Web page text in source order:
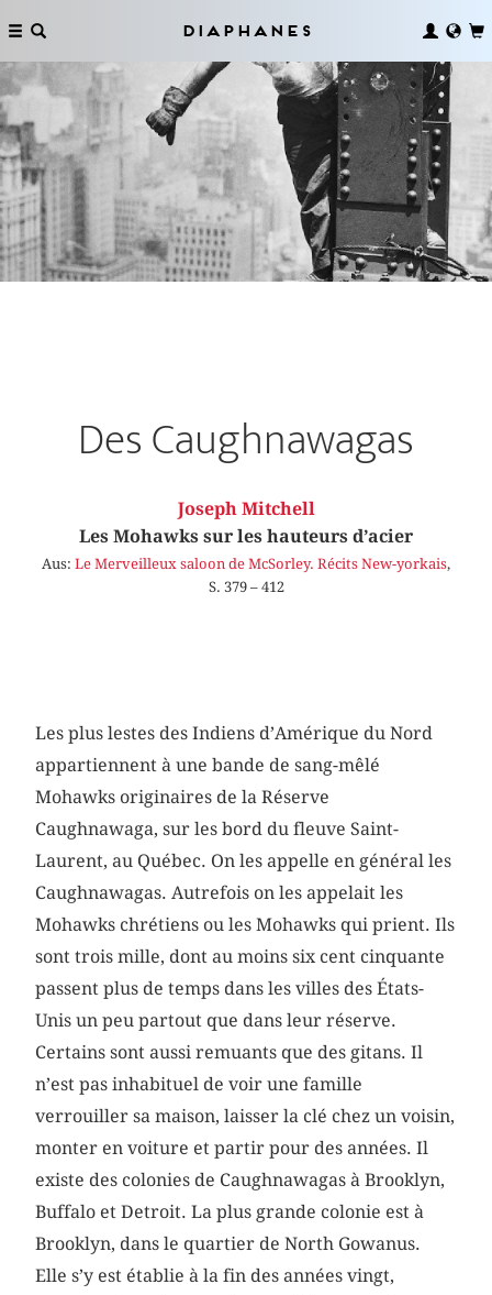
Diaphanes
Des Caughnawagas
Joseph Mitchell
Les Mohawks sur les hauteurs d’acier
Aus: Le Merveilleux saloon de McSorley. Récits New-yorkais,
S. 379 – 412
Les plus lestes des Indiens d’Amérique du Nord
appartiennent à une bande de sang-mêlé
Mohawks originaires de la Réserve
Caughnawaga, sur les bord du fleuve Saint-
Laurent, au Québec. On les appelle en général les
Caughnawagas. Autrefois on les appelait les
Mohawks chrétiens ou les Mohawks qui prient. Ils
sont trois mille, dont au moins six cent cinquante
passent plus de temps dans les villes des États-
Unis un peu partout que dans leur réserve.
Certains sont aussi remuants que des gitans. Il
n’est pas inhabituel de voir une famille
verrouiller sa maison, laisser la clé chez un voisin,
monter en voiture et partir pour des années. Il
existe des colonies de Caughnawagas à Brooklyn,
Buffalo et Detroit. La plus grande colonie est à
Brooklyn, dans le quartier de North Gowanus.
Elle s’y est établie à la fin des années vingt,